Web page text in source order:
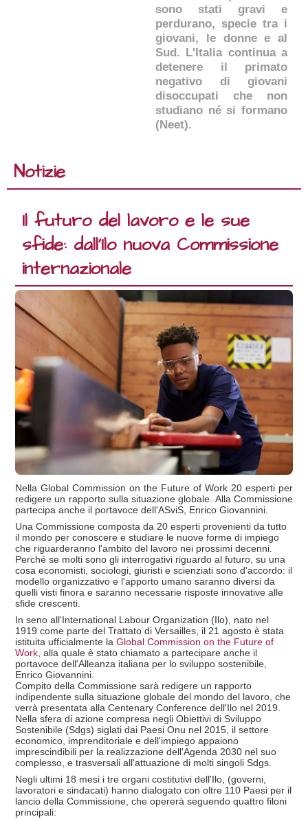
sono stati gravi e
perdurano, specie tra i
giovani, le donne e al
Sud. L'Italia continua a
detenere il primato
negativo di giovani
disoccupati che non
studiano né si formano
(Neet).
Notizie
Il futuro del lavoro e le sue
sfide: dall'Ilo nuova Commissione
internazionale
Nella Global Commission on the Future of Work 20 esperti per
redigere un rapporto sulla situazione globale. Alla Commissione
partecipa anche il portavoce dell'ASviS, Enrico Giovannini.
Una Commissione composta da 20 esperti provenienti da tutto
il mondo per conoscere e studiare le nuove forme di impiego
che riguarderanno l'ambito del lavoro nei prossimi decenni.
Perché se molti sono gli interrogativi riguardo al futuro, su una
cosa economisti, sociologi, giuristi e scienziati sono d'accordo: il
modello organizzativo e l'apporto umano saranno diversi da
quelli visti finora e saranno necessarie risposte innovative alle
sfide crescenti.
In seno all'International Labour Organization (Ilo), nato nel
1919 come parte del Trattato di Versailles, il 21 agosto è stata
istituita ufficialmente la Global Commission on the Future of
Work, alla quale è stato chiamato a partecipare anche il
portavoce dell'Alleanza italiana per lo sviluppo sostenibile,
Enrico Giovannini.
Compito della Commissione sarà redigere un rapporto
indipendente sulla situazione globale del mondo del lavoro, che
verrà presentata alla Centenary Conference dell'Ilo nel 2019.
Nella sfera di azione compresa negli Obiettivi di Sviluppo
Sostenibile (Sdgs) siglati dai Paesi Onu nel 2015, il settore
economico, imprenditoriale e dell'impiego appaiono
imprescindibili per la realizzazione dell'Agenda 2030 nel suo
complesso, e trasversali all'attuazione di molti singoli Sdgs.
Negli ultimi 18 mesi i tre organi costitutivi dell'Ilo, (governi,
lavoratori e sindacati) hanno dialogato con oltre 110 Paesi per il
lancio della Commissione, che opererà seguendo quattro filoni
principali: